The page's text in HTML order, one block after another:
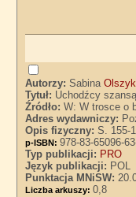
Autorzy:SabinaOlszyk
Tytuł: Uchodźcy
Źródło:W: W trosce o
Adres wydawniczy:
Opis fizyczny:S. 155-
p-ISBN:978-83-65096-
Typ publikacji: PRO
Język publikacji: POL
Punktacja MNiSW:
Liczba arkuszy:0,8